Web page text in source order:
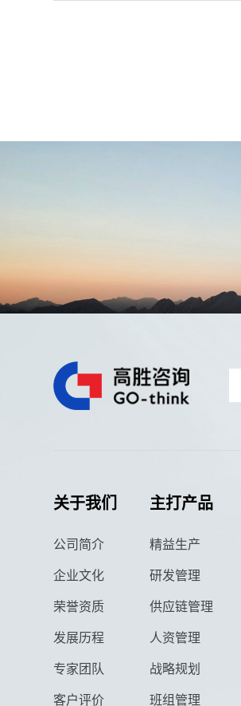
关于我们
公司简介
企业文化
荣誉资质
发展历程
专家团队
客户评价
主打产品
精益生产
研发管理
供应链管理
人资管理
战略规划
班组管理